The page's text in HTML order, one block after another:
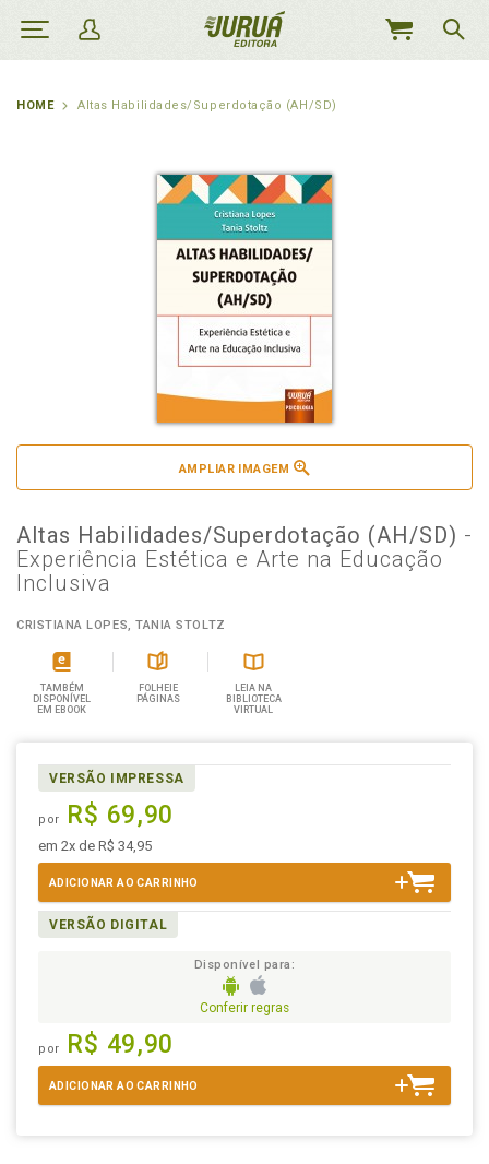
MEU
HOME Altas Habilidades/Superdotação (AH/SD)
AMPLIAR IMAGEM
Altas Habilidades/Superdotação (AH/SD) -
Experiência Estética e Arte na Educação
Inclusiva
CRISTIANA LOPES, TANIA STOLTZ
TAMBÉM
DISPONÍVEL
EM EBOOK
FOLHEIE
PÁGINAS
LEIA NA
BIBLIOTECA
VIRTUAL
VERSÃO IMPRESSA
por R$ 69,90
em 2x de R$ 34,95
ADICIONAR AO CARRINHO
VERSÃO DIGITAL
Disponível para:
Conferir regras
por R$ 49,90
ADICIONAR AO CARRINHO